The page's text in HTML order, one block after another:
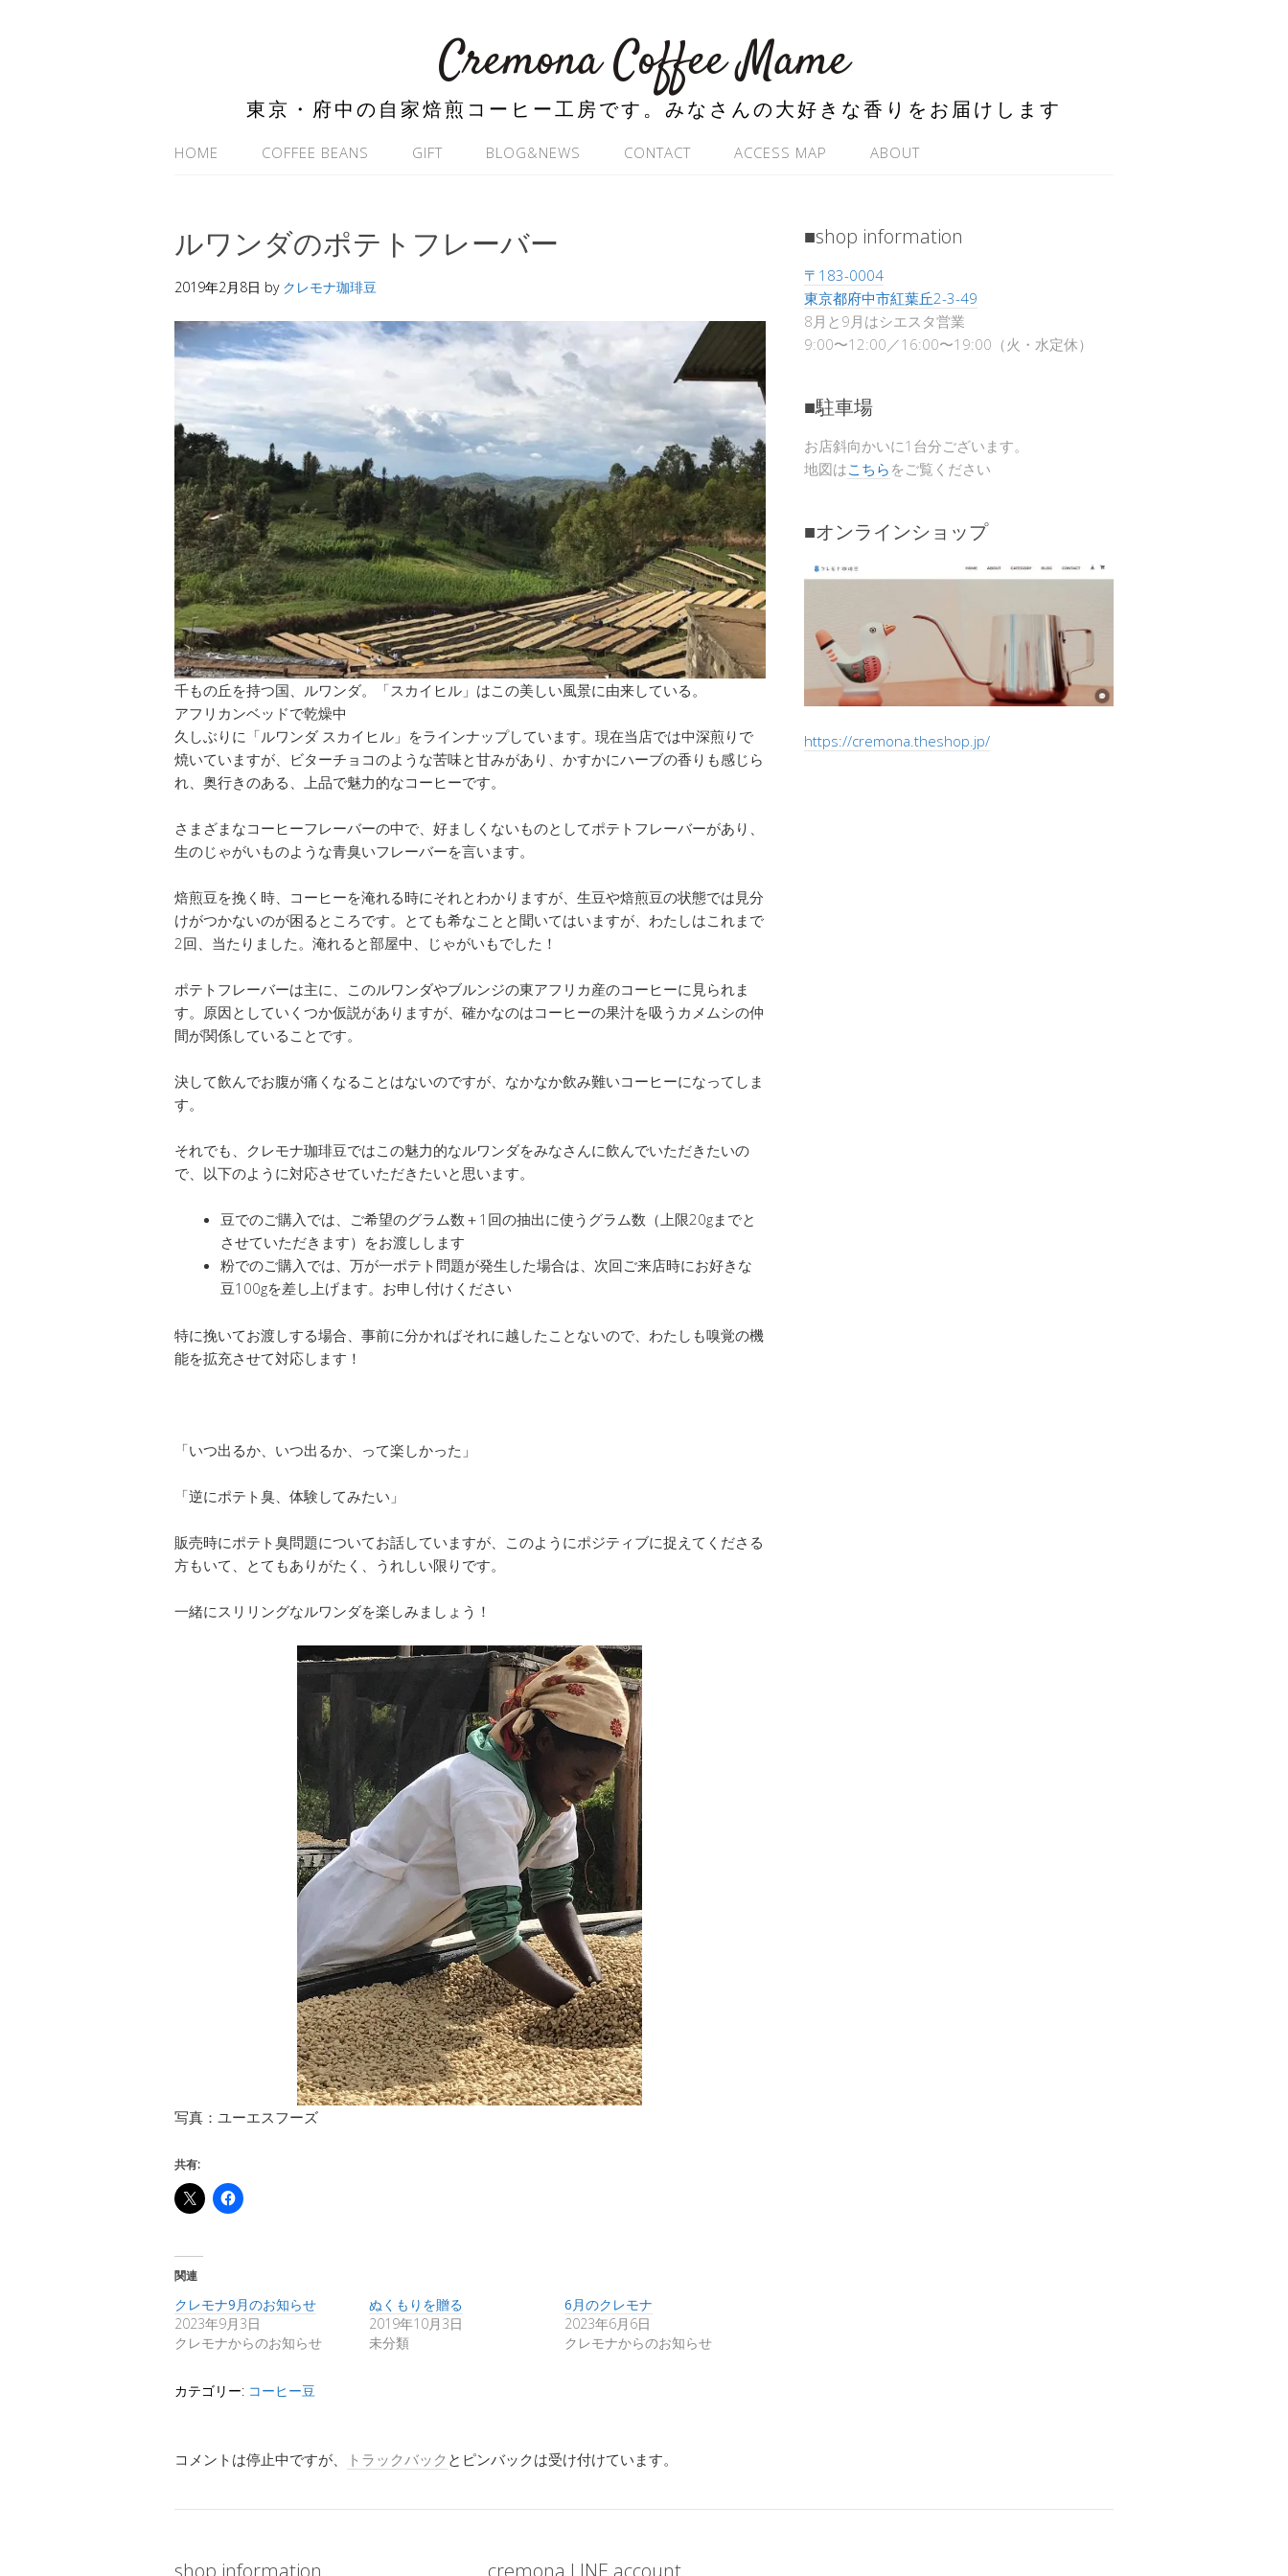
Cremona Coffee Mame
東京・府中の自家焙煎コーヒー工房です。みなさんの大好きな香りをお届けします
HOME COFFEE BEANS GIFT BLOG&NEWS CONTACT ACCESS MAP ABOUT
ルワンダのポテトフレーバー
2019年2月8日 by クレモナ珈琲豆
千もの丘を持つ国、ルワンダ。「スカイヒル」はこの美しい風景に由来している。
アフリカンベッドで乾燥中
久しぶりに「ルワンダ スカイヒル」をラインナップしています。現在当店では中深煎りで
焼いていますが、ビターチョコのような苦味と甘みがあり、かすかにハーブの香りも感じら
れ、奥行きのある、上品で魅力的なコーヒーです。
さまざまなコーヒーフレーバーの中で、好ましくないものとしてポテトフレーバーがあり、
生のじゃがいものような青臭いフレーバーを言います。
焙煎豆を挽く時、コーヒーを淹れる時にそれとわかりますが、生豆や焙煎豆の状態では見分
けがつかないのが困るところです。とても希なことと聞いてはいますが、わたしはこれまで
2回、当たりました。淹れると部屋中、じゃがいもでした！
ポテトフレーバーは主に、このルワンダやブルンジの東アフリカ産のコーヒーに見られま
す。原因としていくつか仮説がありますが、確かなのはコーヒーの果汁を吸うカメムシの仲
間が関係していることです。
決して飲んでお腹が痛くなることはないのですが、なかなか飲み難いコーヒーになってしま
す。
それでも、クレモナ珈琲豆ではこの魅力的なルワンダをみなさんに飲んでいただきたいの
で、以下のように対応させていただきたいと思います。
豆でのご購入では、ご希望のグラム数＋1回の抽出に使うグラム数（上限20gまでと
させていただきます）をお渡しします
粉でのご購入では、万が一ポテト問題が発生した場合は、次回ご来店時にお好きな
豆100gを差し上げます。お申し付けください
特に挽いてお渡しする場合、事前に分かればそれに越したことないので、わたしも嗅覚の機
能を拡充させて対応します！
「いつ出るか、いつ出るか、って楽しかった」
「逆にポテト臭、体験してみたい」
販売時にポテト臭問題についてお話していますが、このようにポジティブに捉えてくださる
方もいて、とてもありがたく、うれしい限りです。
一緒にスリリングなルワンダを楽しみましょう！
写真：ユーエスフーズ
共有:
関連
クレモナ9月のお知らせ
2023年9月3日
クレモナからのお知らせ
ぬくもりを贈る
2019年10月3日
未分類
6月のクレモナ
2023年6月6日
クレモナからのお知らせ
カテゴリー: コーヒー豆
コメントは停止中ですが、 トラックバック とピンバックは受け付けています。
■shop information
〒183-0004
東京都府中市紅葉丘2-3-49
8月と9月はシエスタ営業
9:00〜12:00／16:00〜19:00（火・水定休）
■駐車場
お店斜向かいに1台分ございます。
地図はこちら をご覧ください
■オンラインショップ
https://cremona.theshop.jp/